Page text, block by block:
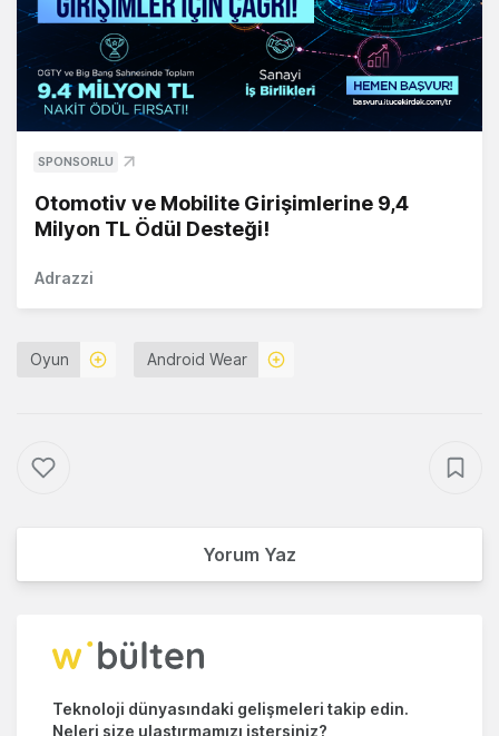
SPONSORLU
Otomotiv ve Mobilite Girişimlerine 9,4
Milyon TL Ödül Desteği!
Adrazzi
Oyun Android Wear
Yorum Yaz
Teknoloji dünyasındaki gelişmeleri takip edin.
Neleri size ulaştırmamızı istersiniz?